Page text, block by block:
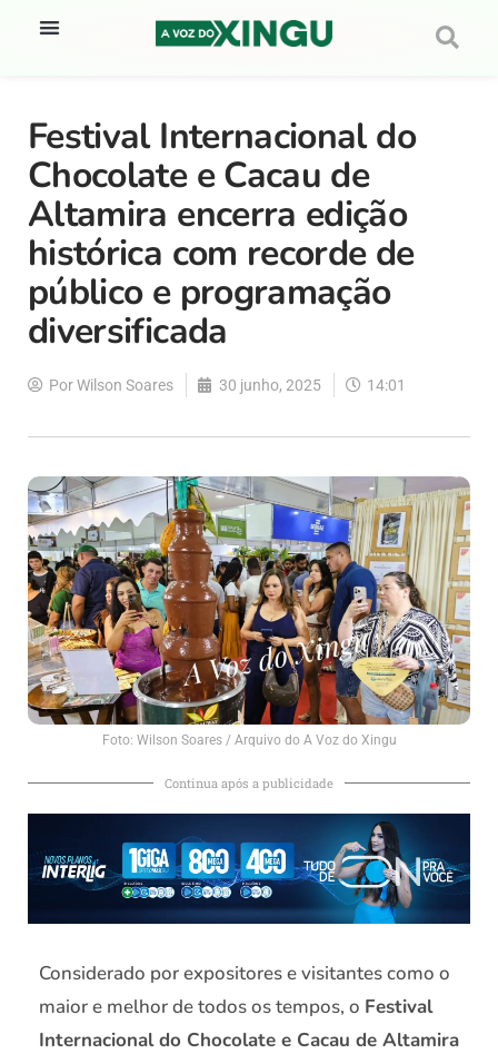
Festival Internacional do
Chocolate e Cacau de
Altamira encerra edição
histórica com recorde de
público e programação
diversificada
PorWilson Soares 30 junho, 2025 14:01
Foto: Wilson Soares / Arquivo do A Voz do Xingu
Continua após a publicidade
Considerado por expositores e visitantes como o
maior e melhor de todos os tempos, o Festival
Internacional do Chocolate e Cacau de Altamira